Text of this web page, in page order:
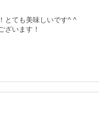
とても美味しいです^ ^
ざいます！